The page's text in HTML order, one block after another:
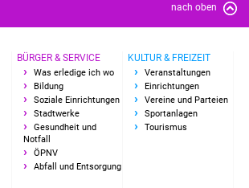
Ausschreibungen
Öffentliche
Ausschreibung
Ausschreibung
nach oben
BÜRGER & SERVICE
Was erledige ich wo
Bildung
Soziale Einrichtungen
Stadtwerke
Gesundheit und
Notfall
ÖPNV
Abfall und Entsorgung
KULTUR & FREIZEIT
Veranstaltungen
Einrichtungen
Vereine und Parteien
Sportanlagen
Tourismus